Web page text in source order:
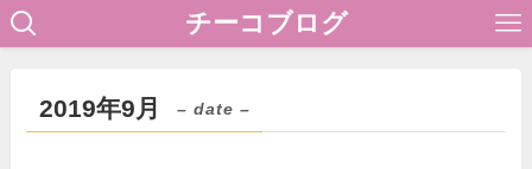
チーコブログ
2019年9月 – date –